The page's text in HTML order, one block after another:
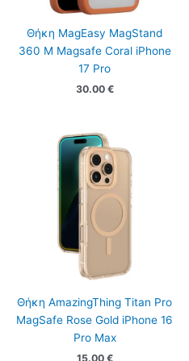
Θήκη MagEasy MagStand
360 M Magsafe Coral iPhone
17 Pro
30.00 €
Θήκη AmazingThing Titan Pro
MagSafe Rose Gold iPhone 16
Pro Max
15.00 €